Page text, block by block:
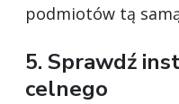
podmiotów tą
5. Sprawdź
celnego